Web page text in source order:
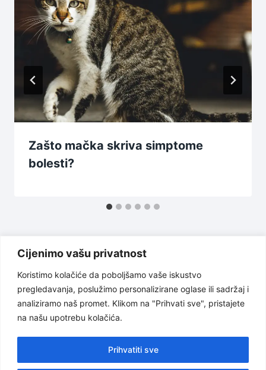
Cijenimo vašu privatnost
Koristimo kolačiće da poboljšamo vaše iskustvo
pregledavanja, poslužimo personalizirane oglase ili sadržaj i
analiziramo naš promet. Klikom na "Prihvati sve", pristajete
na našu upotrebu kolačića.
Prihvatiti sve
Zašto mačka skriva simptome
bolesti?
Uslovi korištenja
Politika privatnosti
O nama
Odricanje od odgovornosti